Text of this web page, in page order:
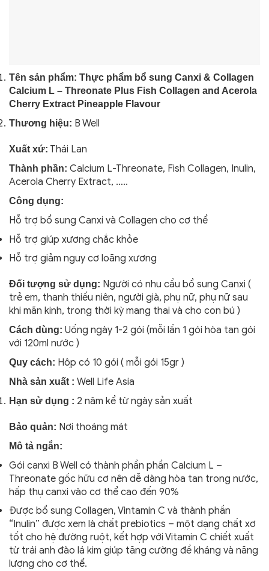
Tên sản phẩm: Thực phẩm bổ sung Canxi & Collagen
Calcium L – Threonate Plus Fish Collagen and Acerola
Cherry Extract Pineapple Flavour
Thương hiệu: B Well
Xuất xứ: Thái Lan
Thành phần: Calcium L-Threonate, Fish Collagen, Inulin,
Acerola Cherry Extract, …..
Công dụng:
Hỗ trợ bổ sung Canxi và Collagen cho cơ thể
Hỗ trợ giúp xương chắc khỏe
Hỗ trợ giảm nguy cơ loãng xương
Đối tượng sử dụng: Người có nhu cầu bổ sung Canxi (
trẻ em, thanh thiếu niên, người già, phụ nữ, phụ nữ sau
khi mãn kinh, trong thời kỳ mang thai và cho con bú )
Cách dùng: Uống ngày 1-2 gói (mỗi lần 1 gói hòa tan gói
với 120ml nước )
Quy cách: Hộp có 10 gói ( mỗi gói 15gr )
Nhà sản xuất : Well Life Asia
Hạn sử dụng : 2 năm kể từ ngày sản xuất
Bảo quản: Nơi thoáng mát
Mô tả ngắn:
Gói canxi B Well có thành phần phần Calcium L –
Threonate gốc hữu cơ nên dễ dàng hòa tan trong nước,
hấp thụ canxi vào cơ thể cao đến 90%
Được bổ sung Collagen, Vintamin C và thành phần
“Inulin” được xem là chất prebiotics – một dạng chất xơ
tốt cho hệ đường ruột, kết hợp với Vitamin C chiết xuất
từ trái anh đào lá kim giúp tăng cường đề kháng và năng
lượng cho cơ thể.